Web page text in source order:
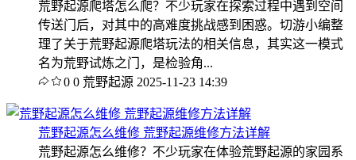
荒野起源爬塔怎么爬？不少玩家在探索过程中遇到空间
传送门后，对其中的高难度挑战感到困惑。切游小编整
理了关于荒野起源爬塔玩法的相关信息，其实这一模式
名为荒野试炼之门，是检验角...
0 0 荒野起源 2025-11-23 14:39
荒野起源怎么维修 荒野起源维修方法详解
荒野起源怎么维修？不少玩家在体验荒野起源的家园系